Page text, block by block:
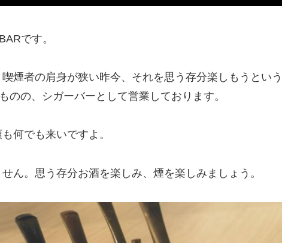
です。
煙者の肩身が狭い昨今、それを思う存分楽しもうという
のの、シガーバーとして営業しております。
何でも来いですよ。
ん。思う存分お酒を楽しみ、煙を楽しみましょう。